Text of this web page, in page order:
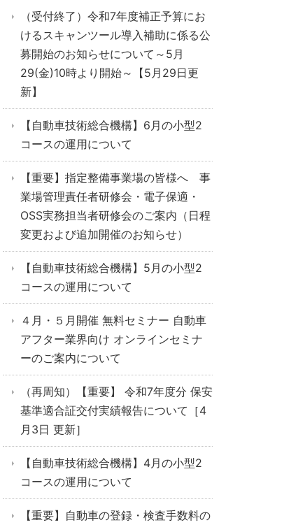
（受付終了）令和7年度補正予算にお
けるスキャンツール導入補助に係る公
募開始のお知らせについて～5月
29(金)10時より開始～【5月29日更
新】
【自動車技術総合機構】6月の小型2
コースの運用について
【重要】指定整備事業場の皆様へ 事
業場管理責任者研修会・電子保適・
OSS実務担当者研修会のご案内（日程
変更および追加開催のお知らせ）
【自動車技術総合機構】5月の小型2
コースの運用について
４月・５月開催 無料セミナー 自動車
アフター業界向け オンラインセミナ
ーのご案内について
（再周知）【重要】 令和7年度分 保安
基準適合証交付実績報告について［4
月3日 更新］
【自動車技術総合機構】4月の小型2
コースの運用について
【重要】自動車の登録・検査手数料の